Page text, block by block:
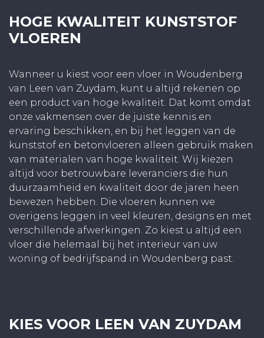
HOGE KWALITEIT KUNSTSTOF
VLOEREN
Wanneer u kiest voor een vloer in Woudenberg
van Leen van Zuydam, kunt u altijd rekenen op
een product van hoge kwaliteit. Dat komt omdat
onze vakmensen over de juiste kennis en
ervaring beschikken, en bij het leggen van de
kunststof en betonvloeren alleen gebruik maken
van materialen van hoge kwaliteit. Wij kiezen
altijd voor betrouwbare leveranciers die hun
duurzaamheid en kwaliteit door de jaren heen
bewezen hebben. Die vloeren kunnen we
overigens leggen in veel kleuren, designs en met
verschillende afwerkingen. Zo kiest u altijd een
vloer die helemaal bij het interieur van uw
woning of bedrijfspand in Woudenberg past.
KIES VOOR LEEN VAN ZUYDAM